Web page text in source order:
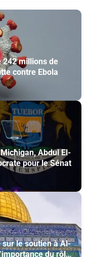
242 millions de
contre Ebola
Abdul El-
pour le Sénat
le soutien à Al-
du rôle